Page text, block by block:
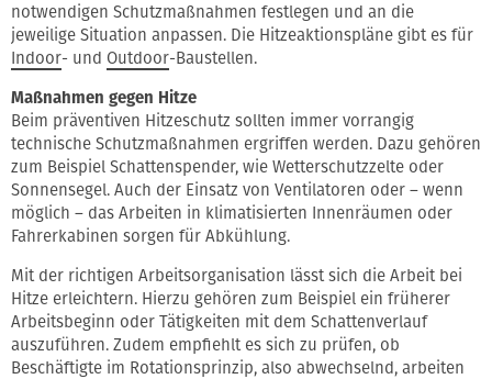
notwendigen Schutzmaßnahmen festlegen und an die
jeweilige Situation anpassen. Die Hitzeaktionspläne gibt es für
Indoor- und Outdoor-Baustellen.
Maßnahmen gegen Hitze
Beim präventiven Hitzeschutz sollten immer vorrangig
technische Schutzmaßnahmen ergriffen werden. Dazu gehören
zum Beispiel Schattenspender, wie Wetterschutzzelte oder
Sonnensegel. Auch der Einsatz von Ventilatoren oder – wenn
möglich – das Arbeiten in klimatisierten Innenräumen oder
Fahrerkabinen sorgen für Abkühlung.
Mit der richtigen Arbeitsorganisation lässt sich die Arbeit bei
Hitze erleichtern. Hierzu gehören zum Beispiel ein früherer
Arbeitsbeginn oder Tätigkeiten mit dem Schattenverlauf
auszuführen. Zudem empfiehlt es sich zu prüfen, ob
Beschäftigte im Rotationsprinzip, also abwechselnd, arbeiten